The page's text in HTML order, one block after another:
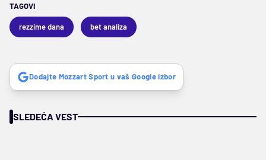
TAGOVI
rezzime dana bet analiza
Dodajte Mozzart Sport u vaš Google izbor
SLEDEĆA VEST